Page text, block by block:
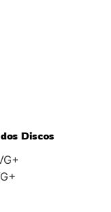
Discos